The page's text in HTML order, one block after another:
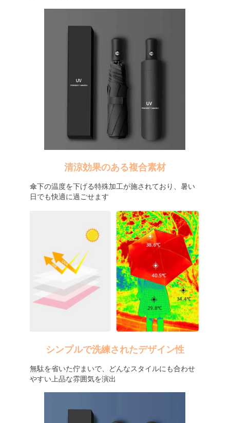
清涼効果のある複合素材
傘下の温度を下げる特殊加工が施されており、暑い
日でも快適に過ごせます
シンプルで洗練されたデザイン性
無駄を省いた佇まいで、どんなスタイルにも合わせ
やすい上品な雰囲気を演出